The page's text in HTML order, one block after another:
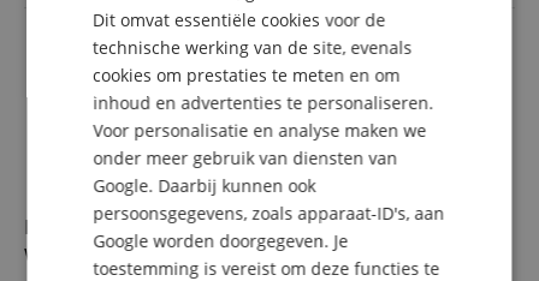
meer comfort
Monitor- en muziekmodus voor verschillende situaties
Edifier Studio R1280T 2.0 Luidsprekersysteem
Wood
ITALIAN
SPANISH
Dit omvat essentiële cookies voor de
technische werking van de site, evenals
cookies om prestaties te meten en om
inhoud en advertenties te personaliseren.
Voor personalisatie en analyse maken we
onder meer gebruik van diensten van
Google. Daarbij kunnen ook
persoonsgegevens, zoals apparaat-ID's, aan
Google worden doorgegeven. Je
toestemming is vereist om deze functies te